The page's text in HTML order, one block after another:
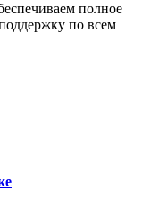
полное
по всем